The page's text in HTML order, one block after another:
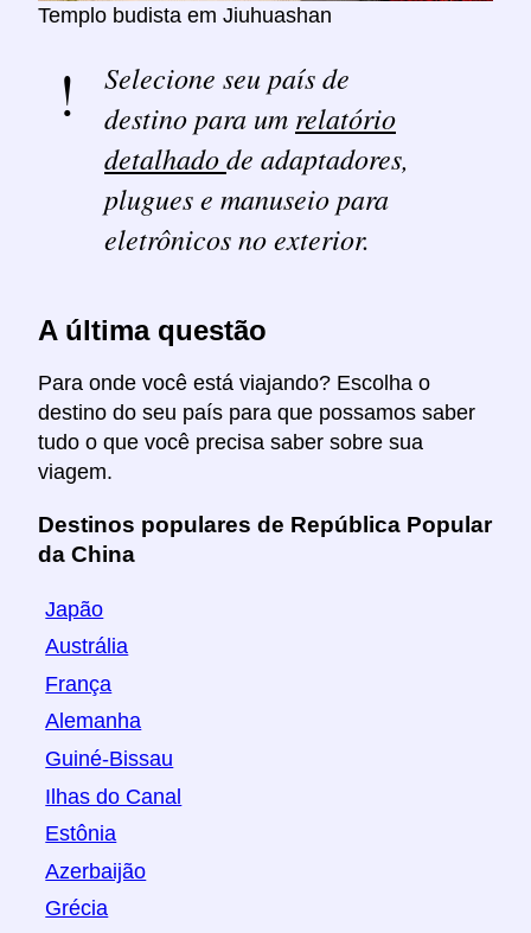
Templo budista em Jiuhuashan
Selecione seu país de
destino para um relatório
detalhadode adaptadores,
plugues e manuseio para
eletrônicos no exterior.
A última questão
Para onde você está viajando? Escolha o
destino do seu país para que possamos saber
tudo o que você precisa saber sobre sua
viagem.
Destinos populares de República Popular
da China
Japão
Austrália
França
Alemanha
Guiné-Bissau
Ilhas do Canal
Estônia
Azerbaijão
Grécia